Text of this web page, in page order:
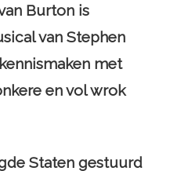
Burton is
van Stephen
met
en vol wrok
Staten gestuurd